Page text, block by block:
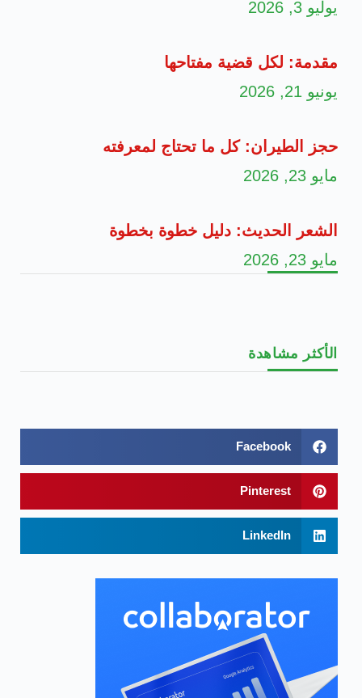
يوليو 3, 2026
مقدمة: لكل قضية مفتاحها
يونيو 21, 2026
حجز الطيران: كل ما تحتاج لمعرفته
مايو 23, 2026
الشعر الحديث: دليل خطوة بخطوة
مايو 23, 2026
الأكثر مشاهدة
Facebook
Pinterest
LinkedIn